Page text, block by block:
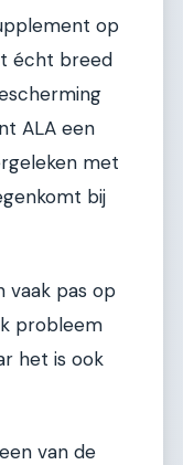
op
écht breed
ALA een
met
bij
vaak pas op
probleem
het is ook
van de